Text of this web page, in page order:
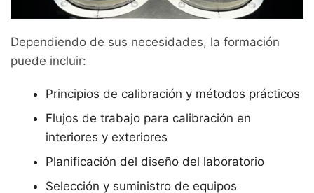
Dependiendo de sus necesidades, la formación
puede incluir:
Principios de calibración y métodos prácticos
Flujos de trabajo para calibración en
interiores y exteriores
Planificación del diseño del laboratorio
Selección y suministro de equipos